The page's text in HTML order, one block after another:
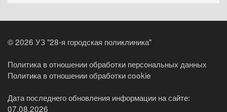
©2026 УЗ "28-я городская поликлиника"
Политика в отношении обработки персональных данных
Политика в отношении обработки cookie
Дата последнего обновления информации на сайте:
07.08.2026